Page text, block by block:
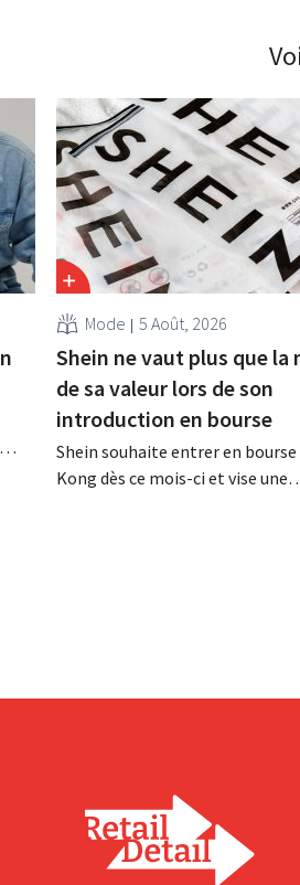
Mode 5 Août, 2026
Shein ne vaut plus que la
de sa valeur lors de son
introduction en bourse
Shein souhaite entrer en bourse
Kong dès ce mois-ci et vise une